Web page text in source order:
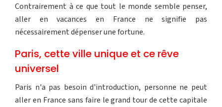
Contrairement à ce que tout le monde semble penser,
aller en vacances en France ne signifie pas
nécessairement dépenser une fortune.
Paris, cette ville unique et ce rêve
universel
Paris n'a pas besoin d'introduction, personne ne peut
aller en France sans faire le grand tour de cette capitale